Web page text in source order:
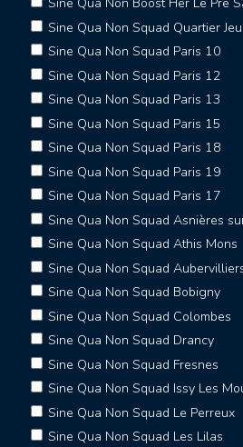
Sine Qua Non Squad Quartier
Sine Qua Non Squad Paris 10
Sine Qua Non Squad Paris 12
Sine Qua Non Squad Paris 13
Sine Qua Non Squad Paris 15
Sine Qua Non Squad Paris 18
Sine Qua Non Squad Paris 19
Sine Qua Non Squad Paris 17
Sine Qua Non Squad Asnières
Sine Qua Non Squad Athis Mons
Sine Qua Non Squad
Sine Qua Non Squad Bobigny
Sine Qua Non Squad Colombes
Sine Qua Non Squad Drancy
Sine Qua Non Squad Fresnes
Sine Qua Non Squad Issy Les
Sine Qua Non Squad Le Perreux
Sine Qua Non Squad Les Lilas